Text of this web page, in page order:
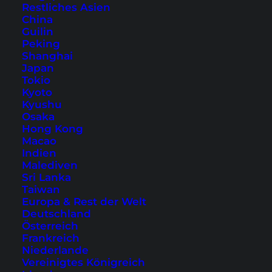
Restliches Asien
China
Guilin
Peking
Shanghai
Japan
Tokio
Kyoto
Kyushu
Osaka
Hong Kong
Macao
Indien
Malediven
Sri Lanka
Taiwan
Europa & Rest der Welt
Deutschland
Österreich
Frankreich
Niederlande
Vereinigtes Königreich
am Wasser Gefühl”, das gerade auf Kreta so
schön ist.
1. Civitel Creta Beach
(Ammoudara / Heraklion)
Restaurant, Zimmer und Anlage des Civitel Creta Beach (Fotos